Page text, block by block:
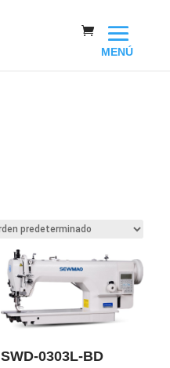
SWD-0303L-BD